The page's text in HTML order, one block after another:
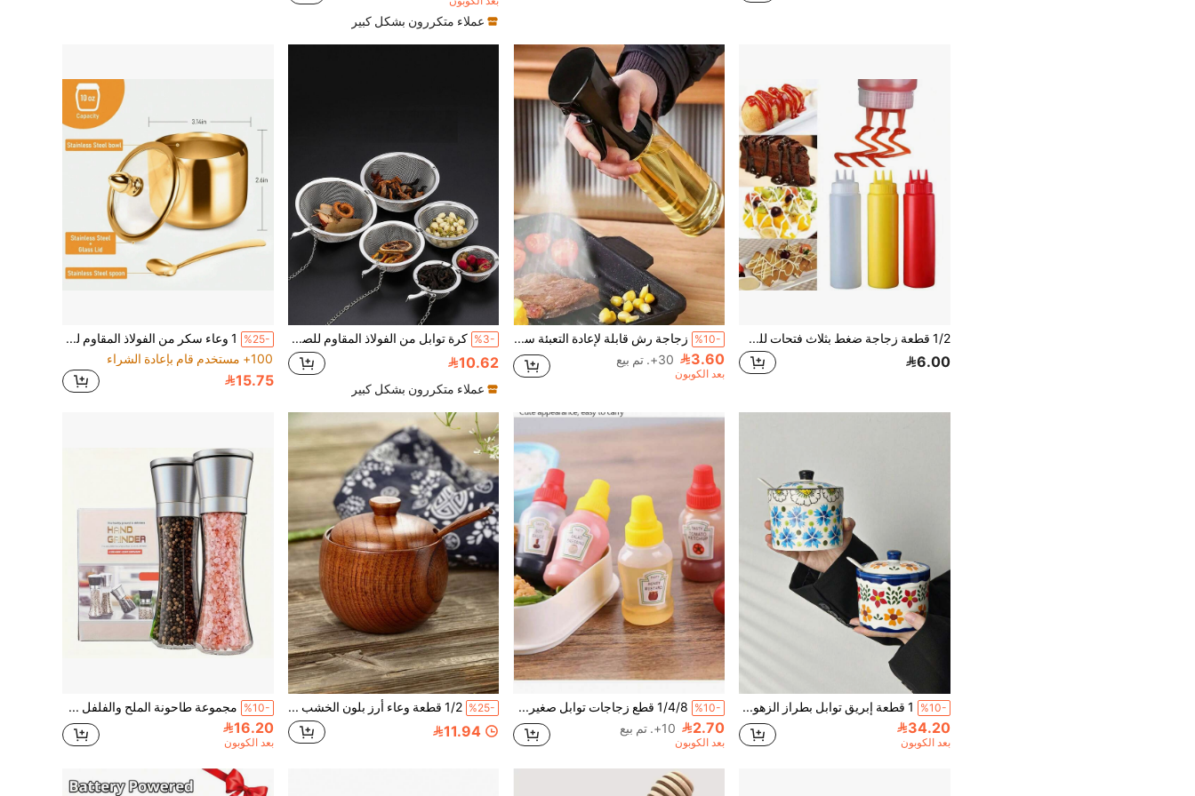
1.0K+ مستخدم قام بإعادة الشراء
عملاء متكررون بشكل كبير
1/2 قطعة زجاجة ضغط بثلاث فتحات للصلصة وتتبيلة السلطة، أداة مطبخ للخبز والطهي
6.00
%10- زجاجة رش قابلة لإعادة التعبئة سعة 200مل، رشاش ضباب عالي الضغط مع فوهات قابلة للتبديل، مبخر شفاف محمول للمستحضرات التجميلية والزيوت والماء ومنتجات العناية بالبشرة والبستنة
3.60 30+. تم بيع
بعد الكوبون
%3- كرة توابل من الفولاذ المقاوم للصدأ و كرة شاي منزلية 3 قطع
10.62
عملاء متكررون بشكل كبير
%25-
1 وعاء سكر من الفولاذ المقاوم للصدأ سعة 250 مل مع غطاء زجاجي وملعقة - وعاء مقاوم للصدأ لتخزين البن في بار القهوة، منظم المطبخ للملح والحلوى وحبوب القهوة مع رف 3 أو 4 فتحات قابل للدوران
100+ مستخدم قام بإعادة الشراء
15.75
%10- 1 قطعة إبريق توابل بطراز الزهور العتيق، إبريق ملح خزفي منزلي للمطبخ، وعاء تتبيل مع غطاء وملعقة، زجاجة توابل لزيت الفلفل الحار، هدية رائعة لعيد الشكر وعيد الأم والمناسبات الخاصة
34.20
بعد الكوبون
%10- 1/4/8 قطع زجاجات توابل صغيرة زجاجات صلصة زجاجات تتبيلة السلطة زجاجات توزيع الكاتشب زجاجات ضغط التوابل البلاستيكية
2.70 10+. تم بيع
بعد الكوبون
%25- 1/2 قطعة وعاء أرز بلون الخشب الطبيعي على الطراز الياباني، حرفية تقليدية وتلميع دقيق، حبيبات خشب طبيعية وتصميم بسيط، مناسب لتناول الطعام اليومي في المنزل، أدوات مائدة المطاعم اليابانية، وعاء الشوفان للإفطار، وعاء الحلويات لشاي بعد الظهر، أدوات مائدة الفنادق، خفيف الوزن وقوي، صعب الكسر، عنصر أساسي لإنشاء منزل على الطراز الياباني
11.94
%10- مجموعة طاحونة الملح والفلفل من الفولاذ المقاوم للصدأ - قابلة للتعديل بسيراميك - طاحونة ملح وفلفل زجاجية عالية الجودة - هذه المجموعة الأنيقة والعملية من الطاحونات يمكن أن تعزز تجربة الطهي الخاصة بك وتضيف نكهة إلى مطبخك
16.20
بعد الكوبون